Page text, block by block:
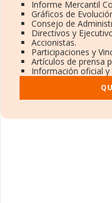
Informe Mercantil
Gráficos de
Consejo de
Directivos y
Accionistas.
Participaciones y
Artículos de prensa
Información oficial